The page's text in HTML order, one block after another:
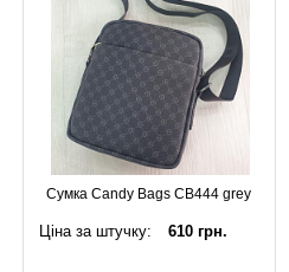
Сумка Candy Bags CB444 grey
Ціна за штучку: 610 грн.